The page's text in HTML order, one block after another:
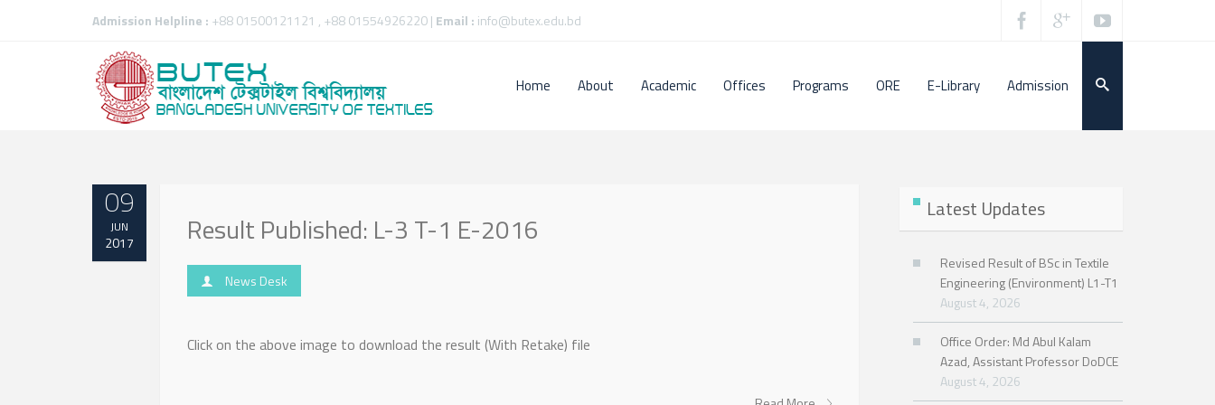
Admission Helpline : +88 01500121121 , +88 01554926220 | Email : info@butex.edu.bd
Home About Academic Offices Programs ORE E-Library Admission
09
JUN
2017 Result Published: L-3 T-1 E-2016
News Desk
Click on the above image to download the result (With Retake) file
Latest Updates
Revised Result of BSc in Textile
Engineering (Environment) L1-T1
August 4, 2026
Office Order: Md Abul Kalam
Azad, Assistant Professor DoDCE
August 4, 2026